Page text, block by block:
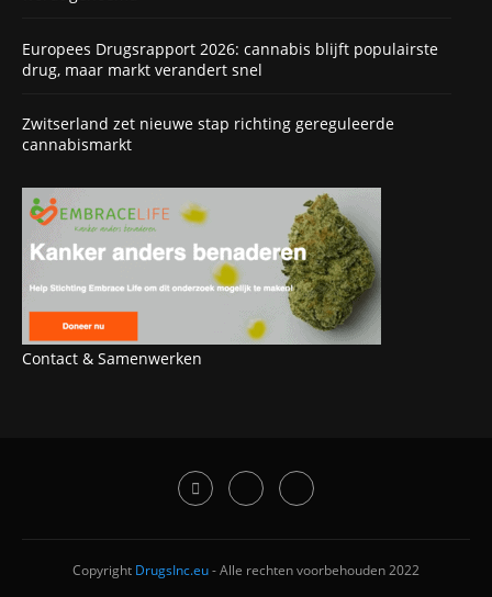
Europees Drugsrapport 2026: cannabis blijft populairste
drug, maar markt verandert snel
Zwitserland zet nieuwe stap richting gereguleerde
cannabismarkt
Contact & Samenwerken
Copyright DrugsInc.eu- Alle rechten voorbehouden 2022